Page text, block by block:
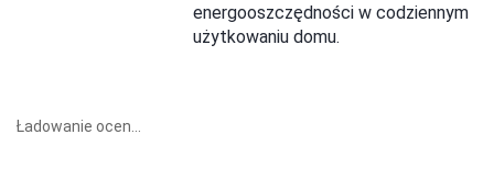
energooszczędności w codziennym
użytkowaniu domu.
Ładowanie ocen...